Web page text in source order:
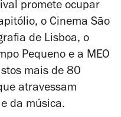
promete ocupar
o Cinema São
de Lisboa, o
Pequeno e a MEO
mais de 80
atravessam
da música.